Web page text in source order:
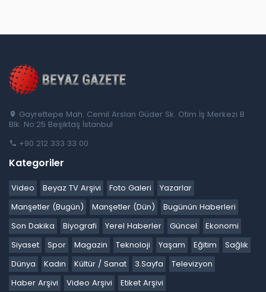
Gayrettepe Mah. Cemil Arslan Güder Sk. Otim İş Merkezi B
Blk. No:25 Beşiktaş İstanbul
+90 212 333 33 00
Kategoriler
Video Beyaz TV Arşivi Foto Galeri
Yazarlar
Manşetler (Bugün)
Manşetler (Dün)
Bugünün Haberleri
Son Dakika
Biyografi Yerel Haberler Güncel
Ekonomi
Siyaset
Spor Magazin Teknoloji Yaşam Eğitim
Sağlık
Dünya
Kadın Kültür / Sanat 3.Sayfa
Televizyon
Haber Arşivi
Video Arşivi Etiket Arşivi